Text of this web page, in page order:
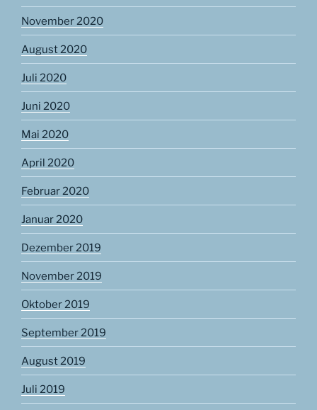
November 2020
August 2020
Juli 2020
Juni 2020
Mai 2020
April 2020
Februar 2020
Januar 2020
Dezember 2019
November 2019
Oktober 2019
September 2019
August 2019
Juli 2019